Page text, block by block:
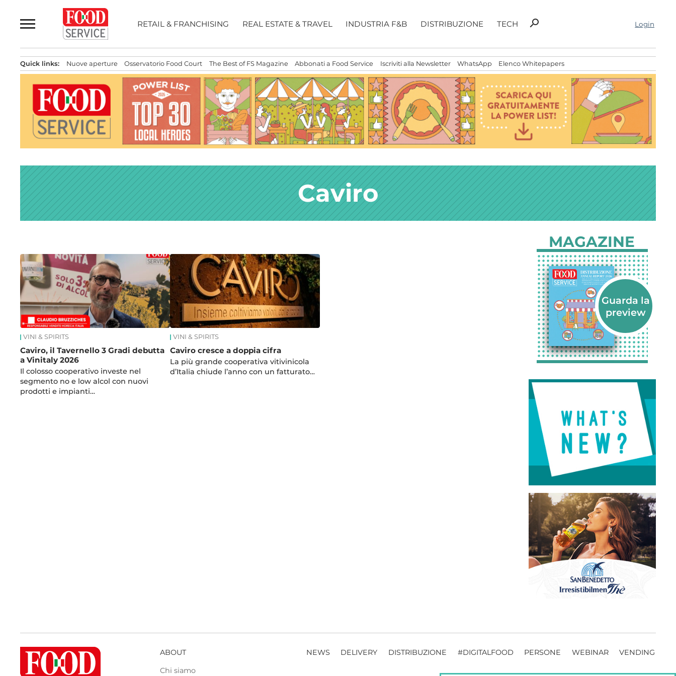
al
contenuto
RETAIL & FRANCHISING REAL ESTATE & TRAVEL INDUSTRIA F&B DISTRIBUZIONE TECH
Ricerca
search Login
Quick links: Nuove aperture Osservatorio Food Court The Best of FS Magazine Abbonati a Food Service Iscriviti alla Newsletter WhatsApp Elenco Whitepapers
Caviro
News
VINI & SPIRITS
Caviro, il Tavernello 3 Gradi debutta
a Vinitaly 2026
Il colosso cooperativo investe nel
segmento no e low alcol con nuovi
prodotti e impianti…
VINI & SPIRITS
Caviro cresce a doppia cifra
La più grande cooperativa vitivinicola
d’Italia chiude l’anno con un fatturato…
MAGAZINE
ABOUT
Chi siamo
NEWS DELIVERY DISTRIBUZIONE #DIGITALFOOD PERSONE WEBINAR VENDING